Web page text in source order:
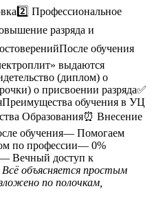
Профессиональное
разряда и
обучения
выдаются
(диплом) о
о присвоении разряда✅
обучения в УЦ
Образования⏰ Внесение
обучения— Помогаем
по профессии— 0%
Вечный доступ к
Всё объясняется простым
по полочкам,